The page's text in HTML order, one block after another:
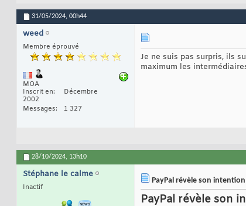
31/05/2024, 00h44
weed
Membre éprouvé
MOA
Inscrit en
Décembre
2002
Messages
1 327
Je ne suis pas surpris, ils
maximum les
28/10/2024, 13h10
Stéphane le calme
Inactif
PayPal révèle son
PayPal révèle son